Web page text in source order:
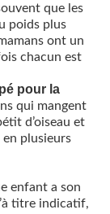
que les
poids plus
ont un
chacun est
pour la
qui mangent
d’oiseau et
plusieurs
enfant a son
titre indicatif,